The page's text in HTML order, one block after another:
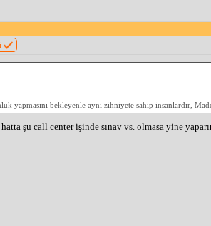
yapmasını bekleyenle aynı zihniyete sahip insanlardır,
şu call center işinde sınav vs. olmasa yine